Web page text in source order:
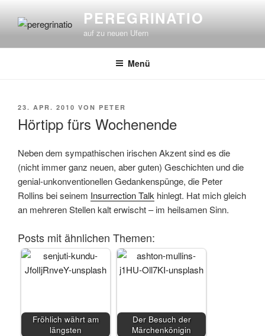
Inhalt
PEREGRINATIO
auf zu neuen Ufern
Menü
VERÖFFENTLICHT
23. APR. 2010 VON PETER
Hörtipp fürs Wochenende
Neben dem sympathischen irischen Akzent sind es die
(nicht immer ganz neuen, aber guten) Geschichten und die
genial-unkonventionellen Gedankenspünge, die Peter
Rollins bei seinem Insurrection Talk hinlegt. Hat mich gleich
an mehreren Stellen kalt erwischt – im heilsamen Sinn.
Posts mit ähnlichen Themen:
Fröhlich währt am
längsten
Der Besuch der
Märchenkönigin